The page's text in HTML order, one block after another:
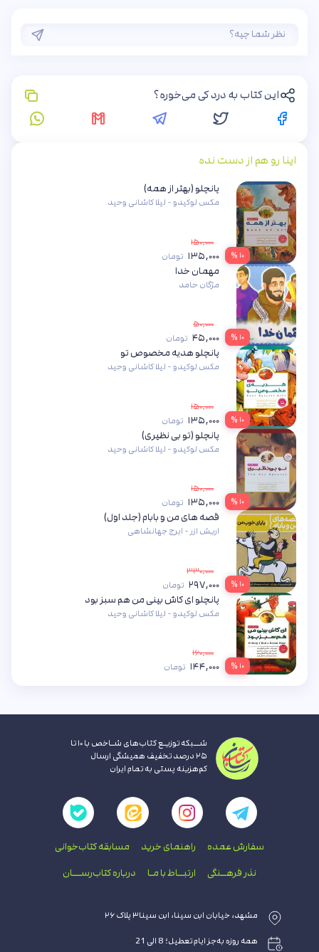
این کتاب به درد کی می‌خوره؟
اینا رو هم از دست نده
۱۰ %
پانچلو (بهتر از همه)
مکس لوکیدو - لیلا کاشانی وحید
۱۵۰,۰۰۰
۱۳۵,۰۰۰ تومان
۱۰ %
مهمان خدا
مژگان حامد
۵۰,۰۰۰
۴۵,۰۰۰ تومان
۱۰ %
پانچلو هدیه مخصوص تو
مکس لوکیدو - لیلا کاشانی وحید
۱۵۰,۰۰۰
۱۳۵,۰۰۰ تومان
۱۰ %
پانچلو (تو بی نظیری)
مکس لوکیدو - لیلا کاشانی وحید
۱۵۰,۰۰۰
۱۳۵,۰۰۰ تومان
۱۰ %
قصه های من و بابام (جلد اول)
اریش ازر - ایرج جهانشاهی
۳۳۰,۰۰۰
۲۹۷,۰۰۰ تومان
۱۰ %
پانچلو ای کاش بینی من هم سبز بود
مکس لوکیدو - لیلا کاشانی وحید
۱۶۰,۰۰۰
۱۴۴,۰۰۰ تومان
شــبکه توزیـع کتاب‌های شـاخص با ۱۰ تا
۲۵ درصد تخفیف همیشگی ارسال
کم‌هزینه پستی به تمام ایران
سفارش عمده راهنمای‌ خرید مسابقه کتاب‌خوانی
نذر فرهــنگی ارتبــاط با‌ مـا درباره کتاب‌رســـان
مشهد، خیابان ابن سینا، ابن سینا۳ پلاک ۲۶
همه روزه به‌جز ایام تعطیل؛ 8 الی 21